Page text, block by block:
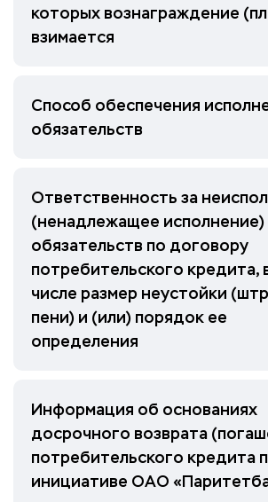
которых вознаграждение
взимается
Способ обеспечения
обязательств
Ответственность за
(ненадлежащее исполнение)
обязательств по договору
потребительского кредита,
числе размер неустойки
пени) и (или) порядок ее
определения
Информация об основаниях
досрочного возврата
потребительского кредита
инициативе ОАО